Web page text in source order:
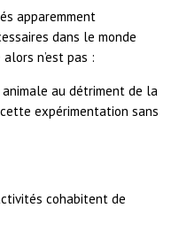
apparemment
dans le monde
alors n’est pas :
au détriment de la
expérimentation sans
cohabitent de